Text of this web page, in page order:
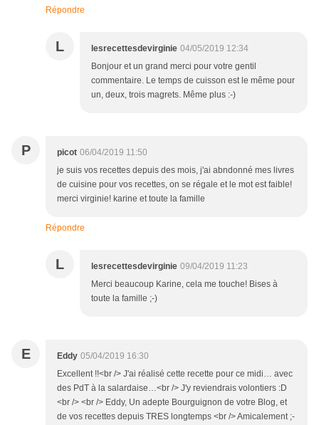
Répondre
L lesrecettesdevirginie 04/05/2019 12:34
Bonjour et un grand merci pour votre gentil
commentaire. Le temps de cuisson est le même pour
un, deux, trois magrets. Même plus :-)
P picot 06/04/2019 11:50
je suis vos recettes depuis des mois, j'ai abndonné mes livres
de cuisine pour vos recettes, on se régale et le mot est faible!
merci virginie! karine et toute la famille
Répondre
L lesrecettesdevirginie 09/04/2019 11:23
Merci beaucoup Karine, cela me touche! Bises à
toute la famille ;-)
E Eddy 05/04/2019 16:30
Excellent !!<br /> J'ai réalisé cette recette pour ce midi… avec
des PdT à la salardaise…<br /> J'y reviendrais volontiers :D
<br /> <br /> Eddy, Un adepte Bourguignon de votre Blog, et
de vos recettes depuis TRES longtemps <br /> Amicalement ;-